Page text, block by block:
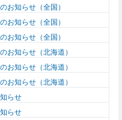
お知らせ（全国）
お知らせ（全国）
お知らせ（全国）
お知らせ（北海道）
お知らせ（北海道）
お知らせ（北海道）
らせ
らせ